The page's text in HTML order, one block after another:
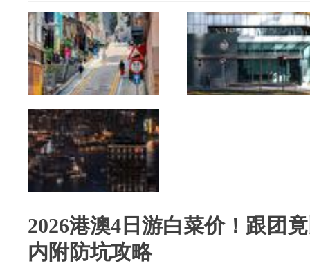
2026港澳4日游白菜价！跟团
内附防坑攻略